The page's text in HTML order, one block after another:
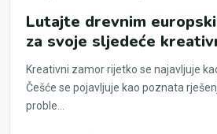
Lutajte drevnim
za svoje sljedeće
Kreativni zamor rijetko se najavljuje
Češće se pojavljuje kao poznata
proble...